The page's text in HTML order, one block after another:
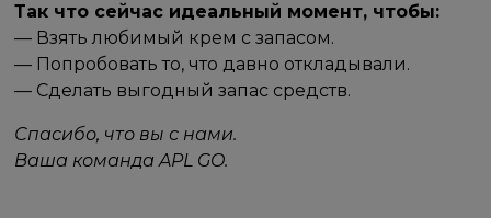
Так что сейчас идеальный момент, чтобы:
— Взять любимый крем с запасом.
— Попробовать то, что давно откладывали.
— Сделать выгодный запас средств.
Спасибо, что вы с нами.
Ваша команда APL GO.